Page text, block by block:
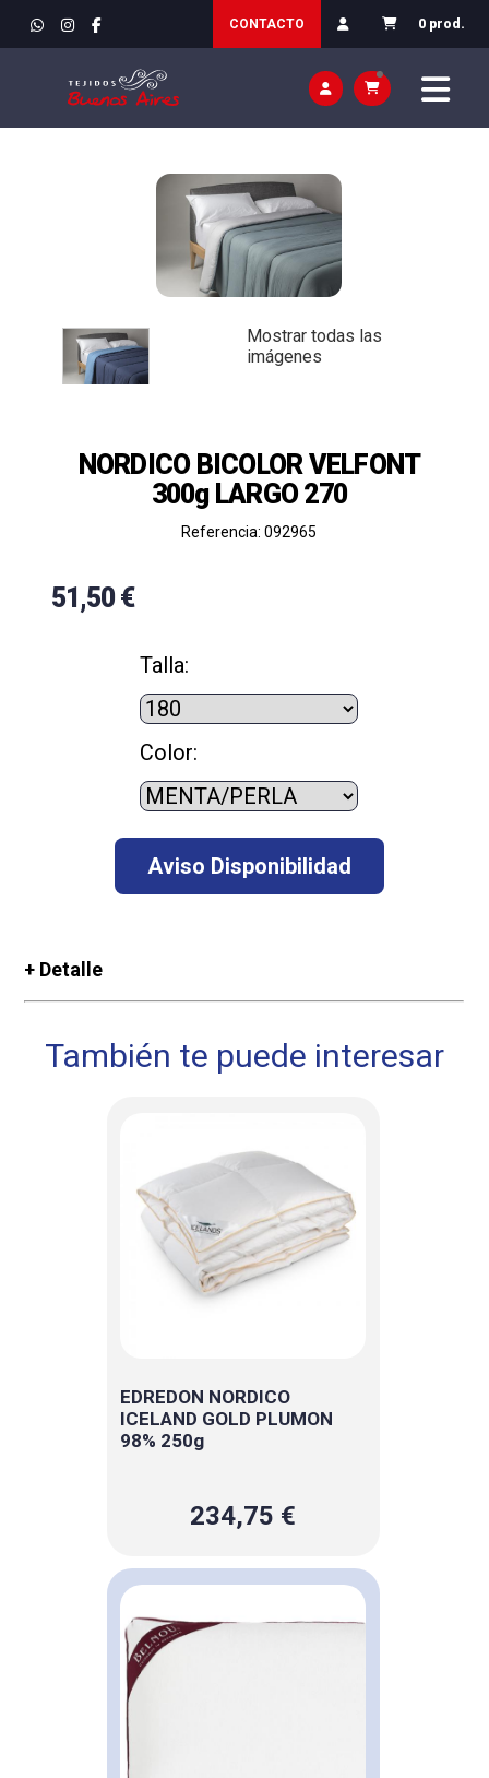
CONTACTO 0 prod.
CAMA
Mostrar todas las
imágenes
NORDICO BICOLOR VELFONT
300g LARGO 270
Referencia: 092965
51,50 €
Talla:
Color:
+ Detalle
También te puede interesar
EDREDON NORDICO
ICELAND GOLD PLUMON
98% 250g
234,75 €